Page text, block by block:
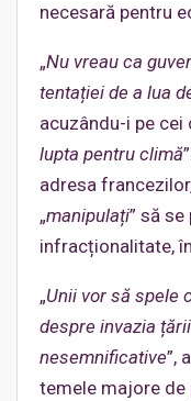
necesară pentru
„Nu vreau ca
tentației de a lua
acuzându-i pe cei
lupta pentru climă
adresa
„manipulați” să
infracționalitate,
„Unii vor să spele
despre invazia
nesemnificative”,
temele majore de